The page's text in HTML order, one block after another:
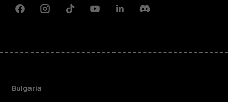
FacebookInstagramTiktokYoutubeLinkedinDiscord
Bulgaria